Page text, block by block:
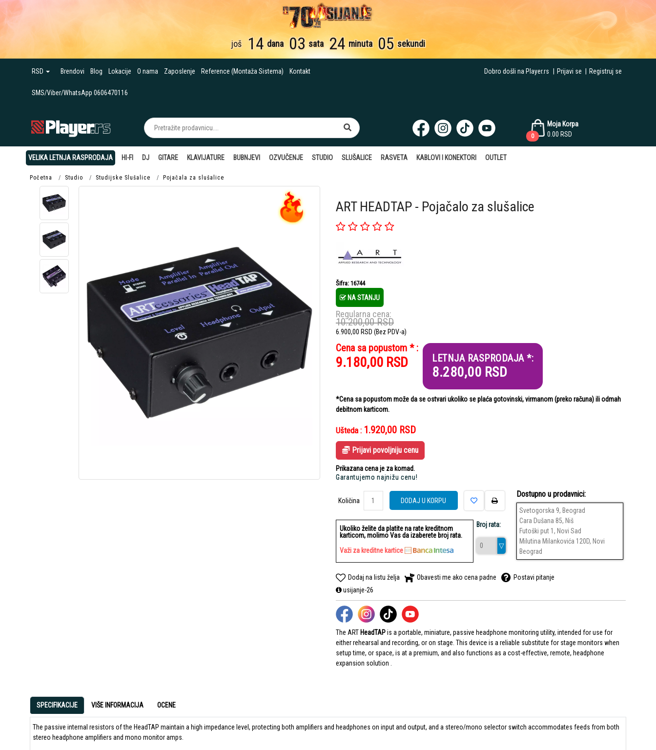
još 14 dana 03 sata 24 minuta 04 sekunde
RSD Brendovi Blog Lokacije O nama Zaposlenje Reference (Montaža Sistema) Kontakt
SMS/Viber/WhatsApp 0606470116
Dobro došli na Player.rs Prijavi se Registruj se
Moja Korpa
0.00 RSD
0
VELIKA LETNJA RASPRODAJA HI-FI DJ GITARE KLAVIJATURE BUBNJEVI OZVUČENJE STUDIO SLUŠALICE RASVETA KABLOVI I KONEKTORI OUTLET
Početna Studio Studijske Slušalice Pojačala za slušalice
ART HEADTAP - Pojačalo za slušalice
Šifra: 16744
NA STANJU
Regularna cena:
10.200,00RSD
6.900,00 RSD (Bez PDV-a)
Cena sa popustom * :
9.180,00 RSD LETNJA RASPRODAJA *:
8.280,00 RSD
*Cena sa popustom može da se ostvari ukoliko se plaća gotovinski, virmanom (preko računa) ili odmah
debitnom karticom.
Ušteda : 1.920,00 RSD
Prijavi povoljniju cenu
Prikazana cena je za komad.
Garantujemo najnižu cenu!
Količina
Količina
DODAJ U KORPU
Ukoliko želite da platite na rate kreditnom
karticom, molimo Vas da izaberete broj rata.
Važi za kreditne kartice
Broj rata:
Dostupno u prodavnici:
Svetogorska 9, Beograd
Cara Dušana 85, Niš
Futoški put 1, Novi Sad
Milutina Milankovića 120D, Novi
Beograd
Dodaj na listu želja Obavesti me ako cena padne
Postavi pitanje
usijanje-26
The ART HeadTAPis a portable, miniature, passive headphone monitoring utility, intended for use for
either rehearsal and recording, or on stage. This device is a reliable substitute for stage monitors when
setup time, or space, is at a premium, and also functions as a cost-effective, remote, headphone
expansion solution .
SPECIFIKACIJE VIŠE INFORMACIJA OCENE
The passive internal resistors of the HeadTAP maintain a high impedance level, protecting both amplifiers and headphones on input and output, and a stereo/mono selector switch accommodates feeds from both
stereo headphone amplifiers and mono monitor amps.